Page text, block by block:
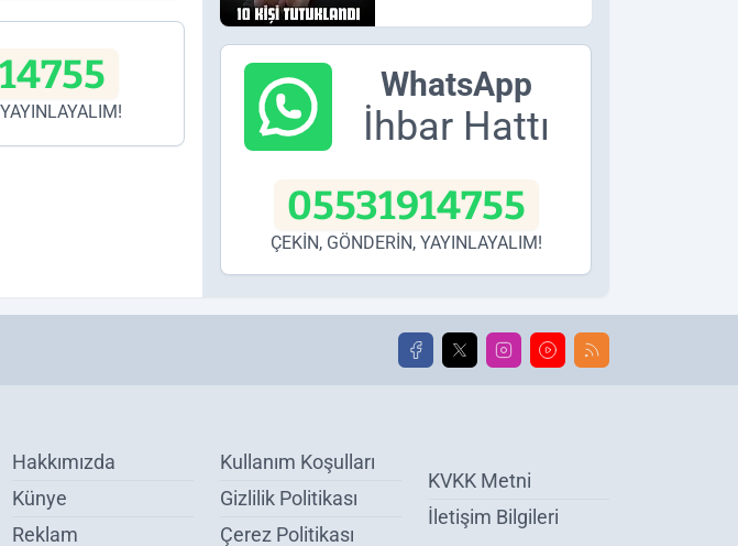
WhatsApp
İhbar Hattı
05531914755
ÇEKİN, GÖNDERİN, YAYINLAYALIM!
Hakkımızda
Künye
Reklam
Kullanım Koşulları
Gizlilik Politikası
Çerez Politikası
KVKK Metni
İletişim Bilgileri